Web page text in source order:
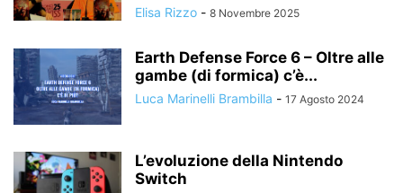
Elisa Rizzo - 8 Novembre 2025
Earth Defense Force 6 – Oltre alle
gambe (di formica) c’è...
Luca Marinelli Brambilla - 17 Agosto 2024
L’evoluzione della Nintendo
Switch